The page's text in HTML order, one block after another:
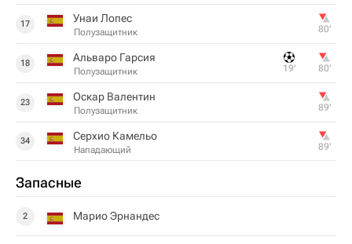
17 Унаи Лопес
Полузащитник 80‎’‎
18 Альваро Гарсия
Полузащитник 19‎’‎ 80‎’‎
23 Оскар Валентин
Полузащитник 89‎’‎
34 Серхио Камельо
Нападающий 89‎’‎
Запасные
2 Марио Эрнандес